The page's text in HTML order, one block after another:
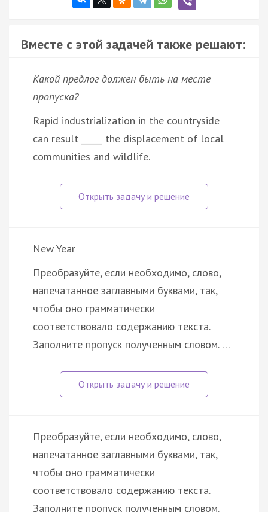
Вместе с этой задачей также решают:
Какой предлог должен быть на месте
пропуска?
Rapid industrialization in the countryside
can result _____ the displacement of local
communities and wildlife.
New Year
Преобразуйте, если необходимо, слово,
напечатанное заглавными буквами, так,
чтобы оно грамматически
соответствовало содержанию текста.
Заполните пропуск полученным словом. …
Преобразуйте, если необходимо, слово,
напечатанное заглавными буквами, так,
чтобы оно грамматически
соответствовало содержанию текста.
Заполните пропуск полученным словом.